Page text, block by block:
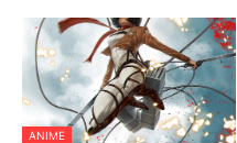
ANIME